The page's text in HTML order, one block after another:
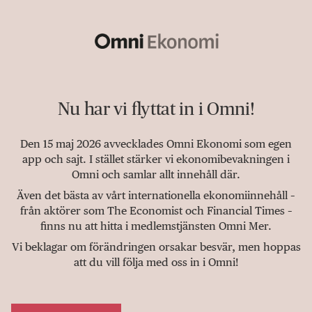
Nu har vi flyttat in i Omni!
Den 15 maj 2026 avvecklades Omni Ekonomi som egen
app och sajt. I stället stärker vi ekonomibevakningen i
Omni och samlar allt innehåll där.
Även det bästa av vårt internationella ekonomiinnehåll –
från aktörer som The Economist och Financial Times –
finns nu att hitta i medlemstjänsten Omni Mer.
Vi beklagar om förändringen orsakar besvär, men hoppas
att du vill följa med oss in i Omni!